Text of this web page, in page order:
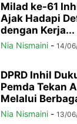
Milad ke-61
Ajak Hadapi
dengan Kerja...
Nia Nismaini - 14/
DPRD Inhil
Pemda Tekan
Melalui
Nia Nismaini - 13/